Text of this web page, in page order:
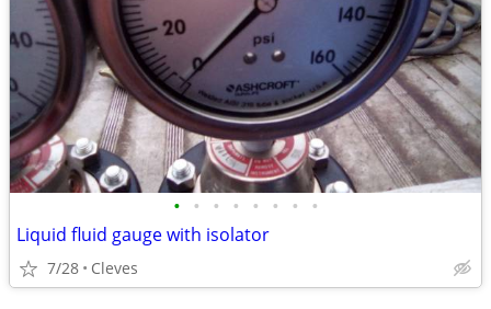
• • • • • • • •
Liquid fluid gauge with isolator
7/28 Cleves